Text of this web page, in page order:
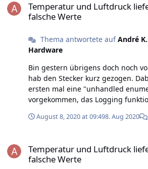
Temperatur und Luftdruck
falsche Werte
Thema antwortete aufAndré K.
Hardware
Bin gestern übrigens doch noch
hab den Stecker kurz gezogen.
ersten mal eine "unhandled
vorgekommen, das Logging
ist der Master-Brick und die
grauen Kasten verfrachtet und
gemeldet. Viel, aber noch nicht
August 8, 2020 at 09:498. Aug 2020
Temperatur und Luftdruck
falsche Werte